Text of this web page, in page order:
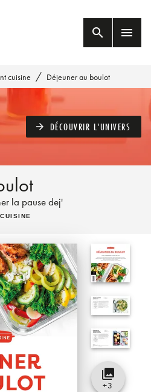
search menu
cuisine / Déjeuner au boulot
arrow_forward DÉCOUVRIR L'UNIVERS
la pause dej'
collections
+3